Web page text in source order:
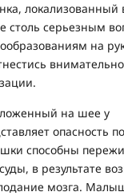
локализованный
столь серьезным
на
на шее у
опасность
способны
в результате
мозга.